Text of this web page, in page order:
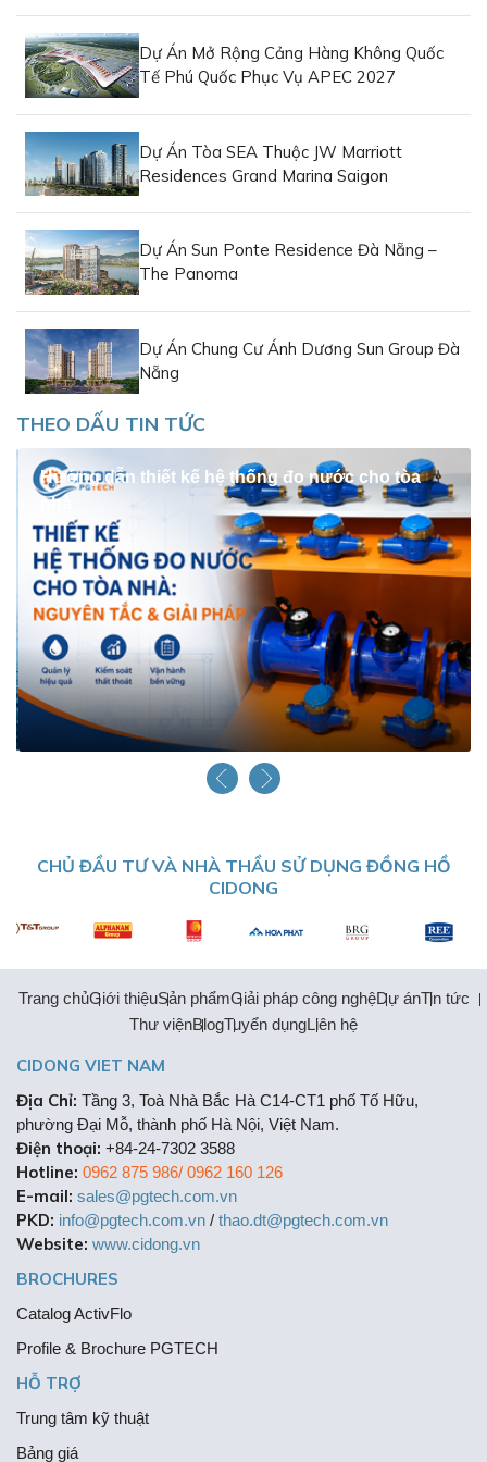
trường Việt Nam bởi tính tiện lợi, giá thành tốt và vận hành
ổn định.
Dự Án Mở Rộng Cảng Hàng Không Quốc
Tế Phú Quốc Phục Vụ APEC 2027
Dự Án Tòa SEA Thuộc JW Marriott
Residences Grand Marina Saigon
Dự Án Sun Ponte Residence Đà Nẵng –
The Panoma
Dự Án Chung Cư Ánh Dương Sun Group Đà
Nẵng
THEO DẤU TIN TỨC
Hướng dẫn thiết kế hệ thống đo nước cho tòa
nhà
CHỦ ĐẦU TƯ VÀ NHÀ THẦU SỬ DỤNG ĐỒNG HỒ
CIDONG
Trang chủGiới thiệuSản phẩmGiải pháp công nghệDự ánTin tức
Thư việnBlogTuyển dụngLiên hệ
CIDONG VIET NAM
Địa Chỉ: Tầng 3, Toà Nhà Bắc Hà C14-CT1 phố Tố Hữu,
phường Đại Mỗ, thành phố Hà Nội, Việt Nam.
Điện thoại: +84-24-7302 3588
Hotline: 0962 875 986/ 0962 160 126
E-mail: sales@pgtech.com.vn
PKD: info@pgtech.com.vn / thao.dt@pgtech.com.vn
Website: www.cidong.vn
BROCHURES
Catalog ActivFlo
Profile & Brochure PGTECH
HỖ TRỢ
Trung tâm kỹ thuật
Bảng giá